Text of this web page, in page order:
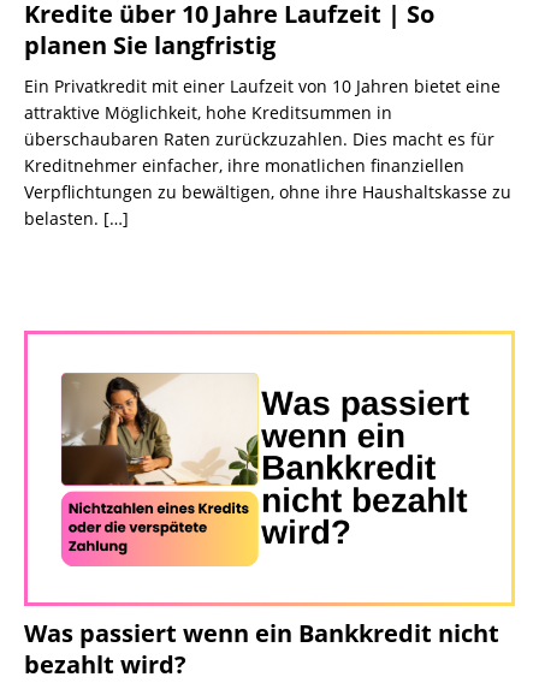
Kredite über 10 Jahre Laufzeit | So
planen Sie langfristig
Ein Privatkredit mit einer Laufzeit von 10 Jahren bietet eine
attraktive Möglichkeit, hohe Kreditsummen in
überschaubaren Raten zurückzuzahlen. Dies macht es für
Kreditnehmer einfacher, ihre monatlichen finanziellen
Verpflichtungen zu bewältigen, ohne ihre Haushaltskasse zu
belasten. […]
Was passiert wenn ein Bankkredit nicht
bezahlt wird?